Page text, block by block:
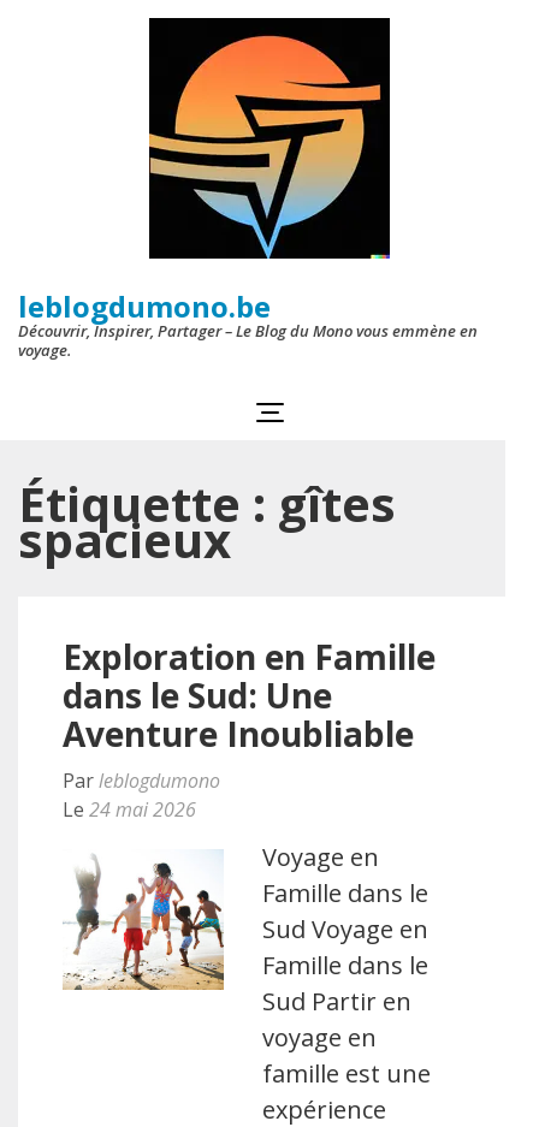
leblogdumono.be
Découvrir, Inspirer, Partager – Le Blog du Mono vous emmène en
voyage.
Étiquette : gîtes
spacieux
Exploration en Famille
dans le Sud: Une
Aventure Inoubliable
Parleblogdumono
Le 24 mai 2026
Voyage en
Famille dans le
Sud Voyage en
Famille dans le
Sud Partir en
voyage en
famille est une
expérience